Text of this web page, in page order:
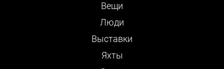
Вещи
Люди
Выставки
Яхты